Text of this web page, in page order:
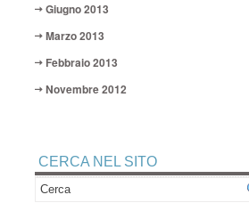
Giugno 2013
Marzo 2013
Febbraio 2013
Novembre 2012
CERCA NEL SITO